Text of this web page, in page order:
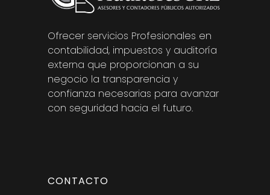
Ofrecer servicios Profesionales en
contabilidad, impuestos y auditoría
externa que proporcionan a su
negocio la transparencia y
confianza necesarias para avanzar
con seguridad hacia el futuro.
CONTACTO